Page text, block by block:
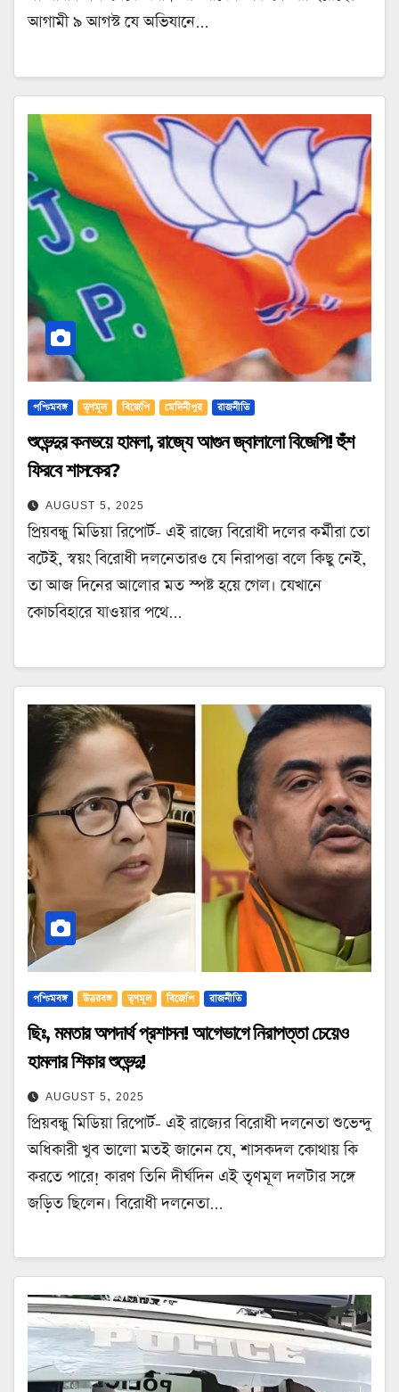
আগামী ৯ আগস্ট যে অভিযানে…
পশ্চিমবঙ্গ তৃণমূল বিজেপি মেদিনীপুর রাজনীতি
শুভেন্দুর কনভয়ে হামলা, রাজ্যে আগুন জ্বালালো বিজেপি! হুঁশ
ফিরবে শাসকের?
AUGUST 5, 2025
প্রিয়বন্ধু মিডিয়া রিপোর্ট- এই রাজ্যে বিরোধী দলের কর্মীরা তো
বটেই, স্বয়ং বিরোধী দলনেতারও যে নিরাপত্তা বলে কিছু নেই,
তা আজ দিনের আলোর মত স্পষ্ট হয়ে গেল। যেখানে
কোচবিহারে যাওয়ার পথে…
পশ্চিমবঙ্গ উত্তরবঙ্গ তৃণমূল বিজেপি রাজনীতি
ছিঃ, মমতার অপদার্থ প্রশাসন! আগেভাগে নিরাপত্তা চেয়েও
হামলার শিকার শুভেন্দু!
AUGUST 5, 2025
প্রিয়বন্ধু মিডিয়া রিপোর্ট- এই রাজ্যের বিরোধী দলনেতা শুভেন্দু
অধিকারী খুব ভালো মতই জানেন যে, শাসকদল কোথায় কি
করতে পারে! কারণ তিনি দীর্ঘদিন এই তৃণমূল দলটার সঙ্গে
জড়িত ছিলেন। বিরোধী দলনেতা…